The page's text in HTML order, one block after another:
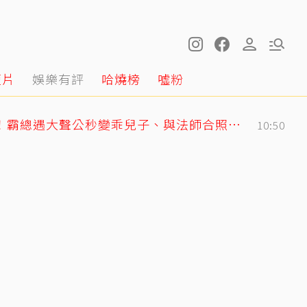
娛樂有評 哈燒榜 噓粉
GD私下反差萌藏不住！霸總遇大聲公秒變乖兒子、與法師合照掀網暴動 10:50